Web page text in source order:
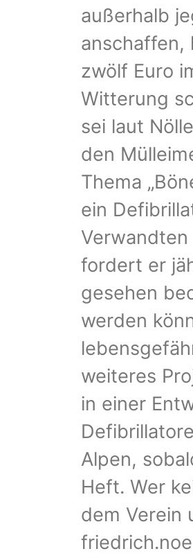
außerhalb
anschaffen,
zwölf Euro
Witterung
sei laut
den
Thema
ein
fordert er
gesehen
werden
weiteres
in einer
Alpen,
Heft. Wer
dem Verein